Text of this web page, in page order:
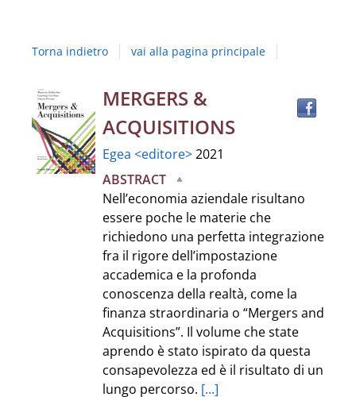
Campania
Vanvitelli"
Torna indietro vai alla pagina principale
Dettaglio
del
documento
MERGERS &
ACQUISITIONS
Egea <editore>2021
ABSTRACT
Nell’economia aziendale risultano
essere poche le materie che
richiedono una perfetta integrazione
fra il rigore dell’impostazione
accademica e la profonda
conoscenza della realtà, come la
finanza straordinaria o “Mergers and
Acquisitions”. Il volume che state
aprendo è stato ispirato da questa
consapevolezza ed è il risultato di un
lungo percorso. [...]